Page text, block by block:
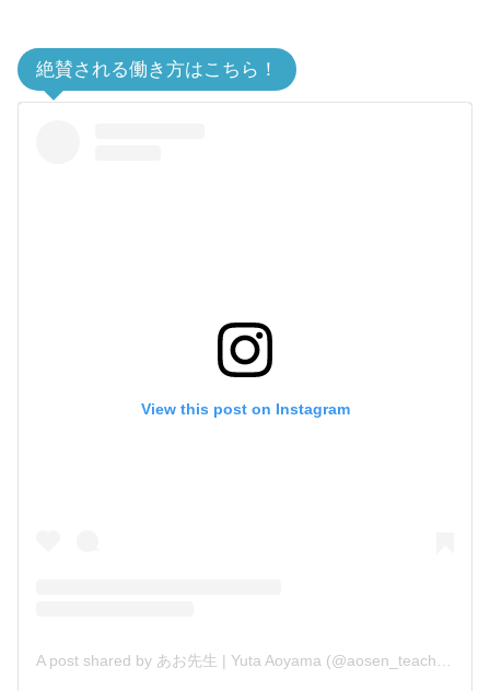
絶賛される働き方はこちら！
View this post on Instagram